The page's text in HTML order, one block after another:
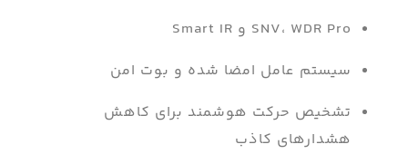
SNV، WDR Pro و Smart IR
سیستم عامل امضا شده و بوت امن
تشخیص حرکت هوشمند برای کاهش
هشدارهای کاذب